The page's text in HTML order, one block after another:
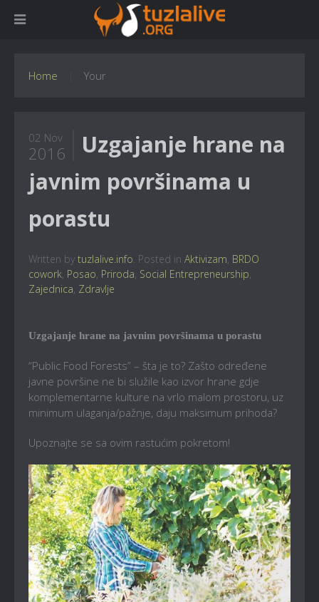
Home Your
02 Nov
2016
Uzgajanje hrane na
javnim površinama u
porastu
Written by tuzlalive.info. Posted in Aktivizam, BRDO
cowork, Posao, Priroda, Social Entrepreneurship,
Zajednica, Zdravlje
Uzgajanje hrane na javnim površinama u porastu
“Public Food Forests” – šta je to? Zašto određene
javne površine ne bi služile kao izvor hrane gdje
komplementarne kulture na vrlo malom prostoru, uz
minimum ulaganja/pažnje, daju maksimum prihoda?
Upoznajte se sa ovim rastućim pokretom!